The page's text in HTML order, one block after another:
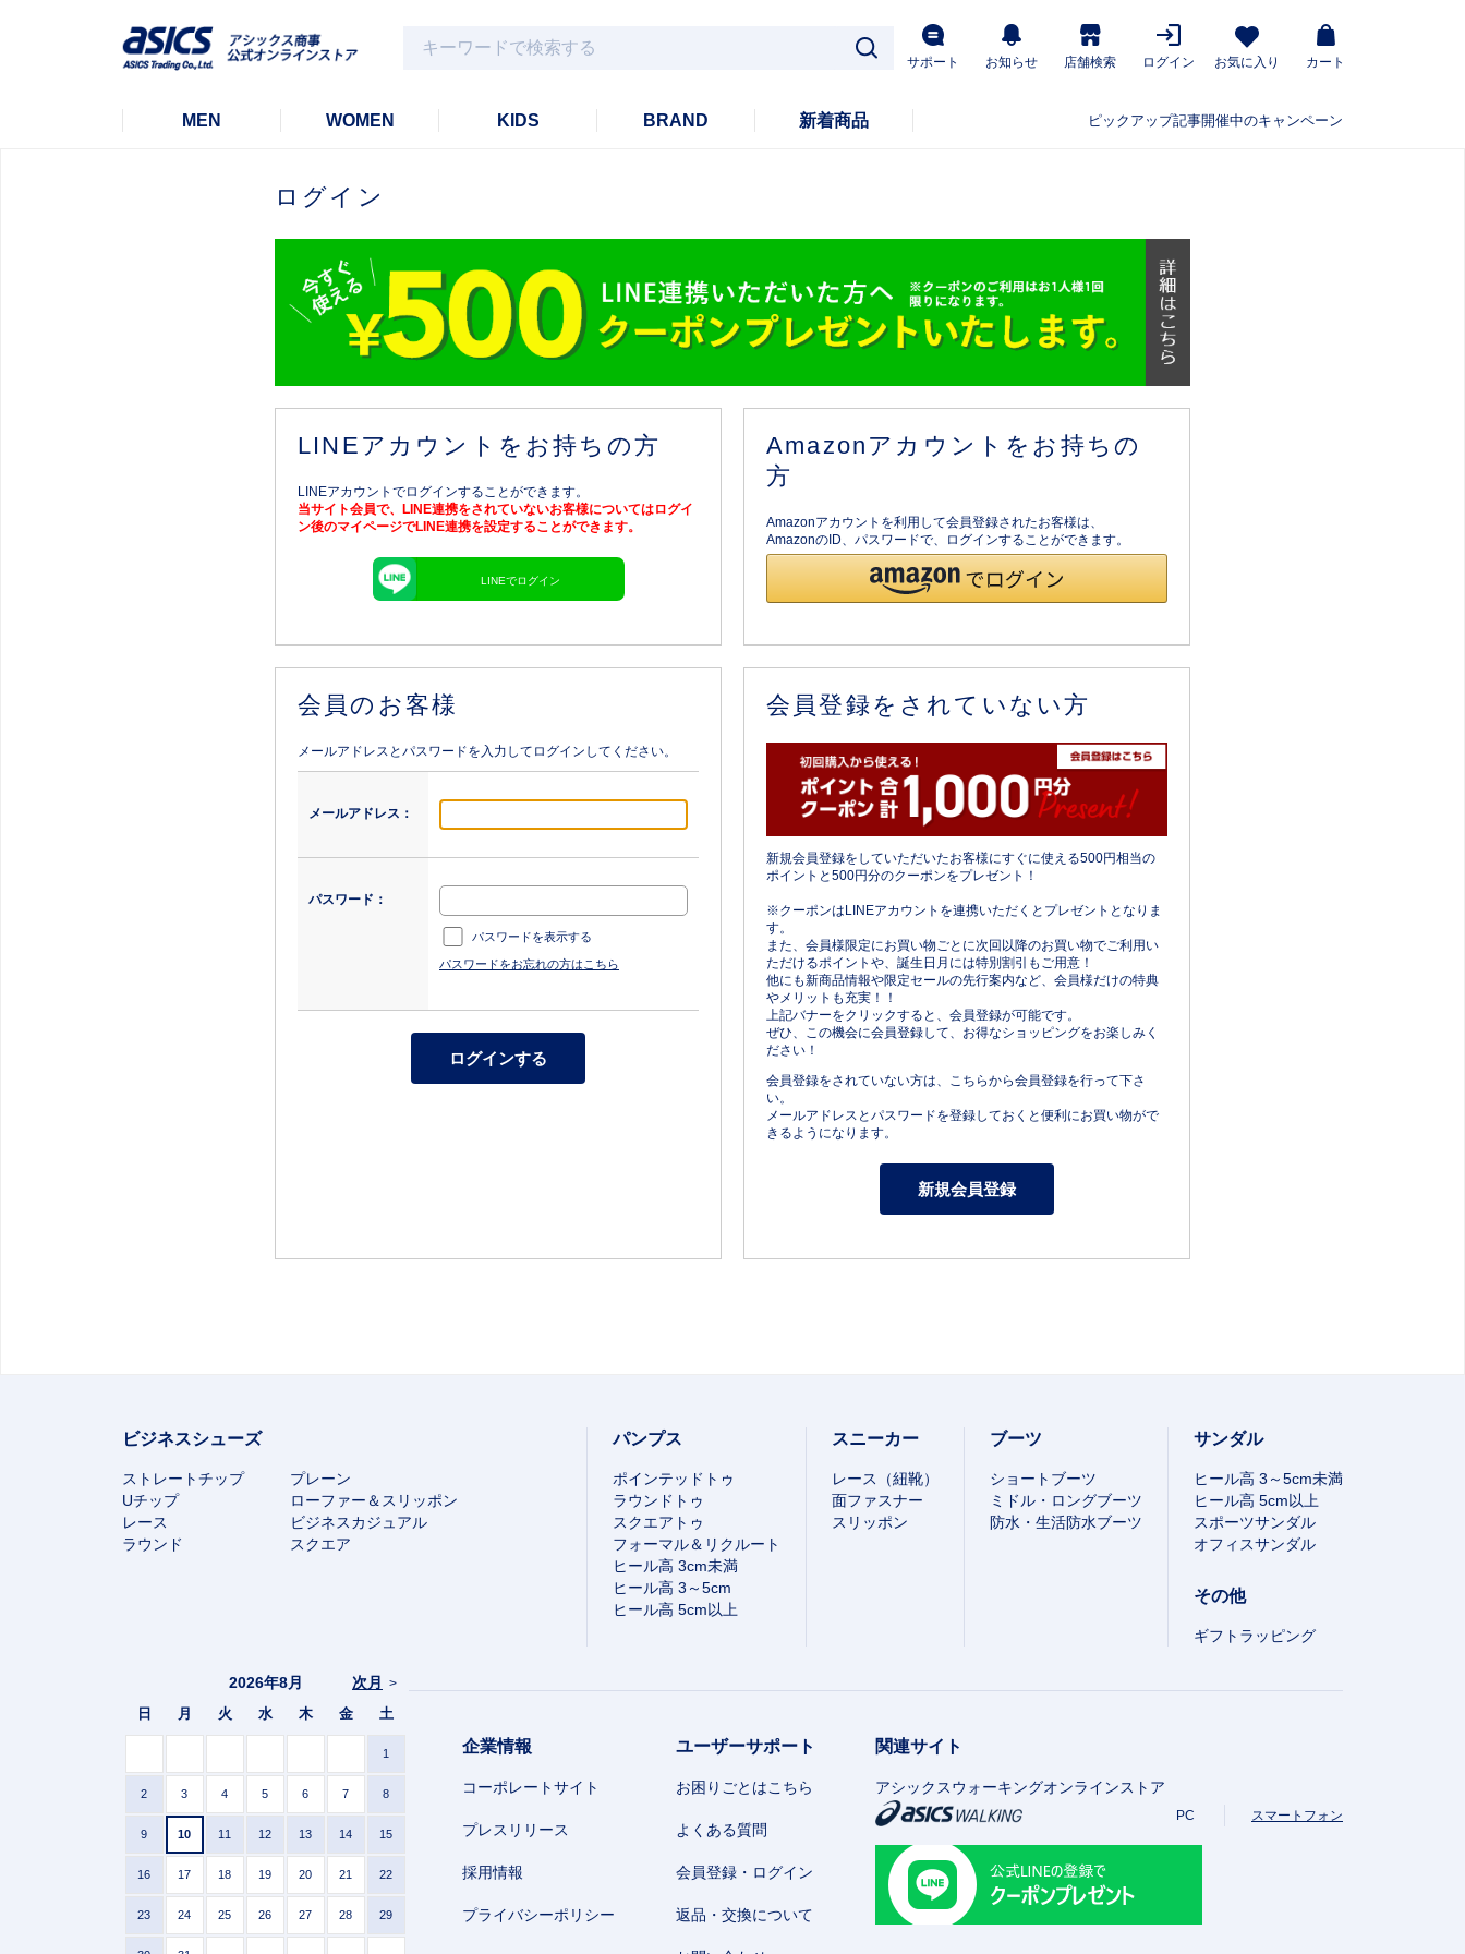
サポート お知らせ 店舗検索 ログイン お気に入り カート
MEN WOMEN KIDS BRAND 新着商品 ピックアップ記事開催中のキャンペーン
ログイン
LINEアカウントをお持ちの方
LINEアカウントでログインすることができます。
当サイト会員で、LINE連携をされていないお客様についてはログイ
ン後のマイページでLINE連携を設定することができます。
LINEでログイン
Amazonアカウントをお持ちの
方
Amazonアカウントを利用して会員登録されたお客様は、
AmazonのID、パスワードで、ログインすることができます。
会員のお客様
メールアドレスとパスワードを入力してログインしてください。
メールアドレス：
パスワード：
パスワードを表示する
パスワードをお忘れの方はこちら
会員登録をされていない方
新規会員登録をしていただいたお客様にすぐに使える500円相当の
ポイントと500円分のクーポンをプレゼント！
※クーポンはLINEアカウントを連携いただくとプレゼントとなりま
す。
また、会員様限定にお買い物ごとに次回以降のお買い物でご利用い
ただけるポイントや、誕生日月には特別割引もご用意！
他にも新商品情報や限定セールの先行案内など、会員様だけの特典
やメリットも充実！！
上記バナーをクリックすると、会員登録が可能です。
ぜひ、この機会に会員登録して、お得なショッピングをお楽しみく
ださい！
会員登録をされていない方は、こちらから会員登録を行って下さ
い。
メールアドレスとパスワードを登録しておくと便利にお買い物がで
きるようになります。
ビジネスシューズ
ストレートチップ
プレーン
Uチップ
ローファー＆スリッポン
レース
ビジネスカジュアル
ラウンド
スクエア
パンプス
ポインテッドトゥ
ラウンドトゥ
スクエアトゥ
フォーマル＆リクルート
ヒール高 3cm未満
ヒール高 3～5cm
ヒール高 5cm以上
スニーカー
レース（紐靴）
面ファスナー
スリッポン
ブーツ
ショートブーツ
ミドル・ロングブーツ
防水・生活防水ブーツ
サンダル
ヒール高 3～5cm未満
ヒール高 5cm以上
スポーツサンダル
オフィスサンダル
その他
ギフトラッピング
次月 >
2026年8月
日 月 火 水 木 金 土
1
2 3 4 5 6 7 8
9 10 11 12 13 14 15
16 17 18 19 20 21 22
23 24 25 26 27 28 29
企業情報
コーポレートサイト
プレスリリース
採用情報
プライバシーポリシー
ユーザーサポート
お困りごとはこちら
よくある質問
会員登録・ログイン
返品・交換について
関連サイト
アシックスウォーキングオンラインストア
PC スマートフォン